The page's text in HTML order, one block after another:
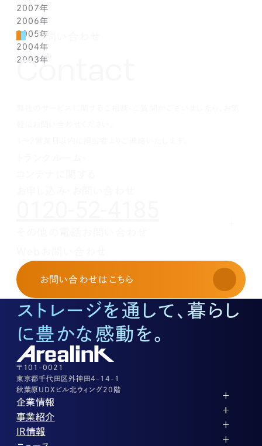
1月(2)
2月(5)
1月(1)
3月(3)
2月(5)
4月(3)
3月(2)
2月(7)
1月(1)
5月(4)
4月(4)
3月(3)
2月(5)
1月(3)
6月(6)
5月(3)
4月(7)
3月(3)
2月(6)
7月(3)
6月(1)
5月(5)
4月(1)
3月(1)
8月(1)
7月(3)
5月(2)
4月(1)
3月(1)
8月(2)
7月(4)
5月(2)
4月(1)
3月(3)
10月(2)
9月(1)
8月(2)
7月(3)
5月(2)
10月(9)
9月(3)
8月(1)
7月(5)
6月(2)
11月(4)
10月(2)
9月(2)
8月(4)
7月(3)
2007年
12月(2)
11月(2)
10月(1)
9月(2)
2006年
12月(1)
11月(1)
10月(2)
2005年
10月(2)
8月(4)
2004年
12月(4)
2003年
お問い合わせ
Contact
お申し込み・お問い合わせ
03-3526-8568
土地活用に関するお問い合わせ
03-3526-8574
底地に関するお問い合わせ
03-3526-8572
株式に関するお問い合わせ
03-3526-8556
その他上記に当てはまらない案件等
03-3526-8556
お問い合わせ はこちら
ストレージを通して、暮らし
に豊かな感動を。
〒101-0021
東京都千代田区外神田4-14-1
秋葉原UDXビル北ウィング20階
企業情報
代表メッセージ
企業理念
会社概要
事業紹介
ストレージ事業
パートナー制度
土地権利整備事業
IR情報